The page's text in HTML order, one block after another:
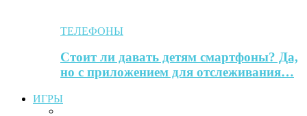
ТЕЛЕФОНЫ
Стоит ли давать детям смартфоны? Да,
но с приложением для отслеживания…
ИГРЫ